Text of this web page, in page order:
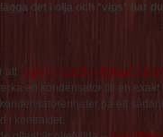
det i olja och *vips* har
att reglera reaktiv effekt på
en kondensator till en
på ett
i kontraktet.